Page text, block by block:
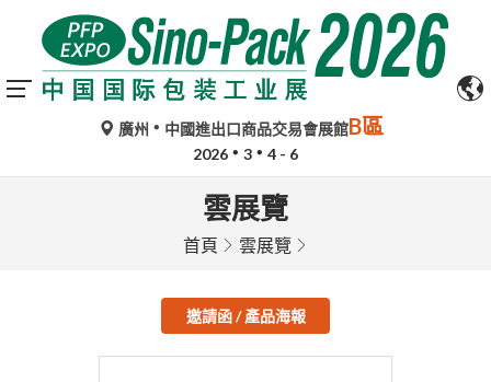
廣州 中國進出口商品交易會展館B區
2026 3 4 - 6
雲展覽
首頁 雲展覽
邀請函 / 產品海報